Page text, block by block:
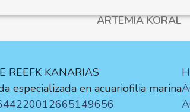
ARTEMIA KORAL
REEFK KANARIAS
especializada en acuariofilia marina
665149656